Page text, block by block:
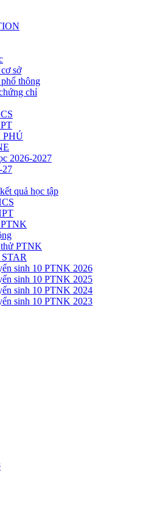
sở
thông
chỉ
PHÚ
2026-2027
27
quả học tập
PTNK
sinh 10 PTNK 2026
sinh 10 PTNK 2025
sinh 10 PTNK 2024
sinh 10 PTNK 2023